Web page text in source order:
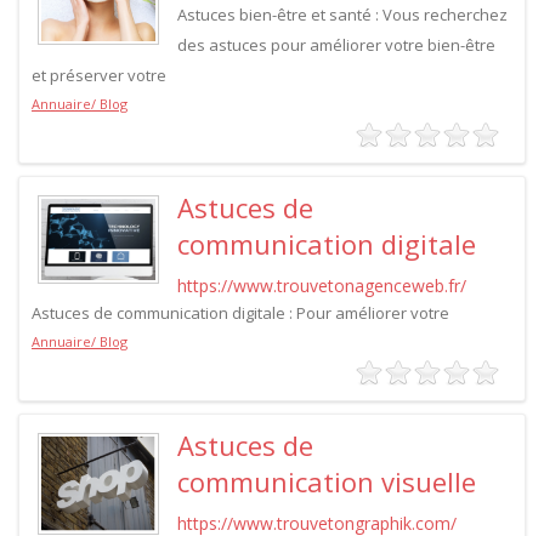
Astuces bien-être et santé : Vous recherchez
des astuces pour améliorer votre bien-être
et préserver votre
Annuaire/ Blog
Astuces de
communication digitale
https://www.trouvetonagenceweb.fr/
Astuces de communication digitale : Pour améliorer votre
Annuaire/ Blog
Astuces de
communication visuelle
https://www.trouvetongraphik.com/